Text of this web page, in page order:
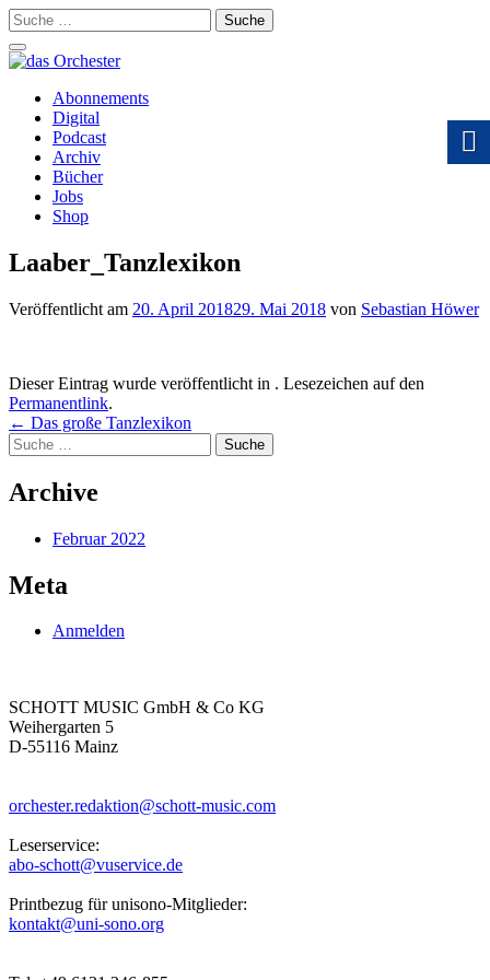
Suche
nach:
Schalte
Navigation
Zum
Inhalt
springen
Abonnements
Digital
Podcast
Archiv
Bücher
Jobs
Shop
Laaber_Tanzlexikon
Veröffentlicht am 20. April 201829. Mai 2018 von Sebastian Höwer
Dieser Eintrag wurde veröffentlicht in . Lesezeichen auf den
Permanentlink.
Beitrags-
Navigation
← Das große Tanzlexikon
Suche
nach:
Archive
Februar 2022
Meta
Anmelden
SCHOTT MUSIC GmbH & Co KG
Weihergarten 5
D-55116 Mainz
orchester.redaktion@schott-music.com
Leserservice:
abo-schott@vuservice.de
Printbezug für unisono-Mitglieder:
kontakt@uni-sono.org